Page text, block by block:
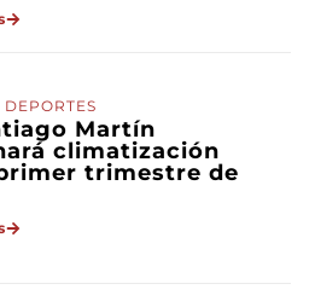
Martín
climatización
trimestre de